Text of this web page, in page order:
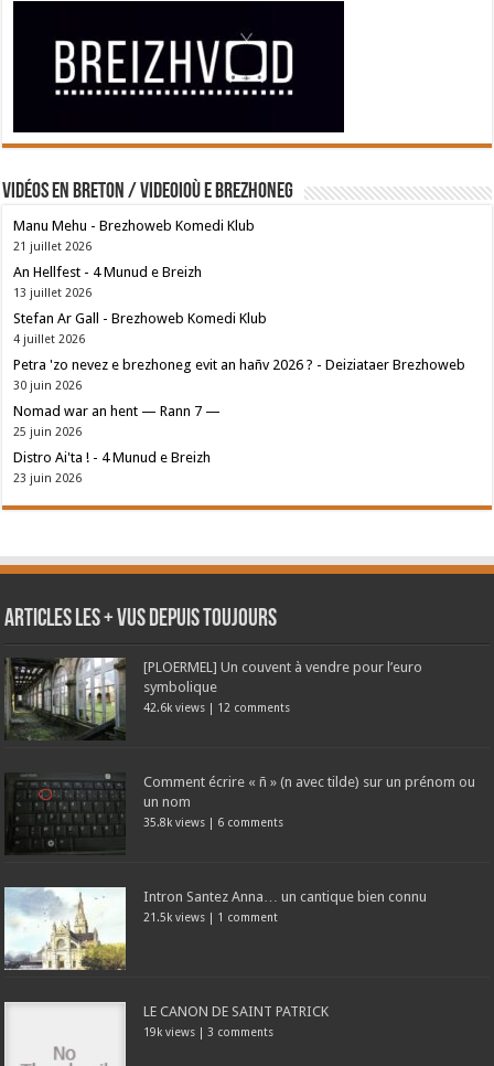
Vidéos en breton / Videoioù e brezhoneg
Manu Mehu - Brezhoweb Komedi Klub
21 juillet 2026
An Hellfest - 4 Munud e Breizh
13 juillet 2026
Stefan Ar Gall - Brezhoweb Komedi Klub
4 juillet 2026
Petra 'zo nevez e brezhoneg evit an hañv 2026 ? - Deiziataer Brezhoweb
30 juin 2026
Nomad war an hent — Rann 7 —
25 juin 2026
Distro Ai'ta ! - 4 Munud e Breizh
23 juin 2026
Articles les + vus depuis toujours
[PLOERMEL] Un couvent à vendre pour l’euro
symbolique
42.6k views | 12 comments
Comment écrire « ñ » (n avec tilde) sur un prénom ou
un nom
35.8k views | 6 comments
Intron Santez Anna… un cantique bien connu
21.5k views | 1 comment
LE CANON DE SAINT PATRICK
19k views | 3 comments